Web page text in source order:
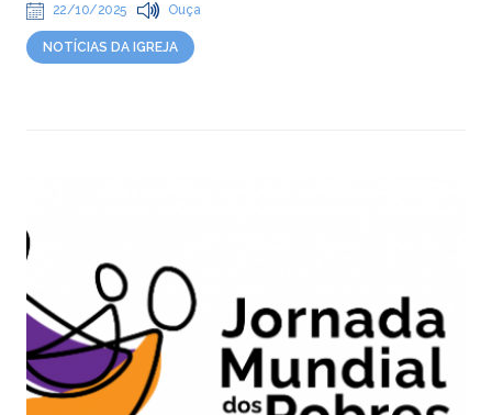
22/10/2025 Ouça
NOTÍCIAS DA IGREJA